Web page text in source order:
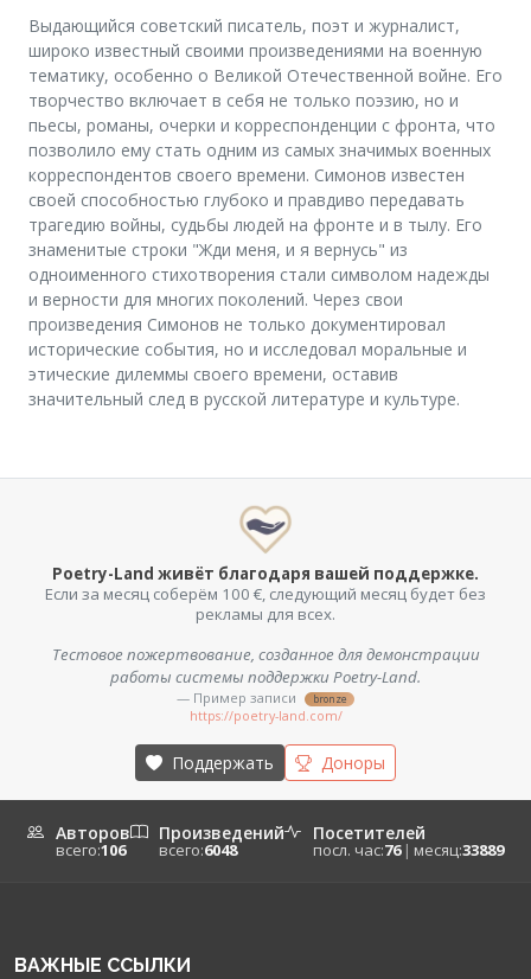
Выдающийся советский писатель, поэт и журналист,
широко известный своими произведениями на военную
тематику, особенно о Великой Отечественной войне. Его
творчество включает в себя не только поэзию, но и
пьесы, романы, очерки и корреспонденции с фронта, что
позволило ему стать одним из самых значимых военных
корреспондентов своего времени. Симонов известен
своей способностью глубоко и правдиво передавать
трагедию войны, судьбы людей на фронте и в тылу. Его
знаменитые строки "Жди меня, и я вернусь" из
одноименного стихотворения стали символом надежды
и верности для многих поколений. Через свои
произведения Симонов не только документировал
исторические события, но и исследовал моральные и
этические дилеммы своего времени, оставив
значительный след в русской литературе и культуре.
Poetry-Land живёт благодаря вашей поддержке.
Если за месяц соберём 100 €, следующий месяц будет без
рекламы для всех.
Тестовое пожертвование, созданное для демонстрации
работы системы поддержки Poetry-Land.
— Пример записи bronze
https://poetry-land.com/
Поддержать Доноры
Авторов
всего:106
Произведений
всего:6048
Посетителей
посл. час:76 | месяц:33889
ВАЖНЫЕ ССЫЛКИ